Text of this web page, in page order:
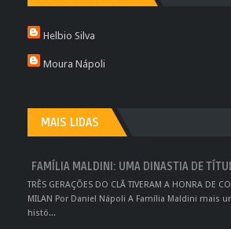
Helbio Silva
Moura Nápoli
MAIS LIDAS
FAMÍLIA MALDINI: UMA DINASTIA DE
TRÊS GERAÇÕES DO CLÃ TIVERAM A HONRA DE
MILAN Por Daniel Nápoli A Família Maldini mais
histó...